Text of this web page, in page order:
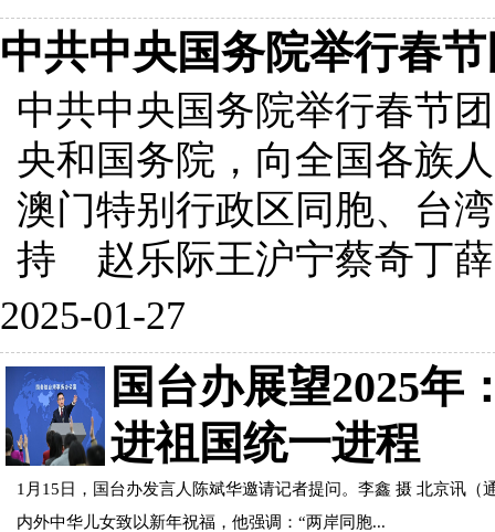
中共中央国务院举行春
中共中央国务院举行春节
央和国务院，向全国各族
澳门特别行政区同胞、台
持 赵乐际王沪宁蔡奇丁
2025-01-27
国台办展望2025年
进祖国统一进程
1月15日，国台办发言人陈斌华邀请记者提问。李鑫 摄 北京讯
内外中华儿女致以新年祝福，他强调：“两岸同胞...